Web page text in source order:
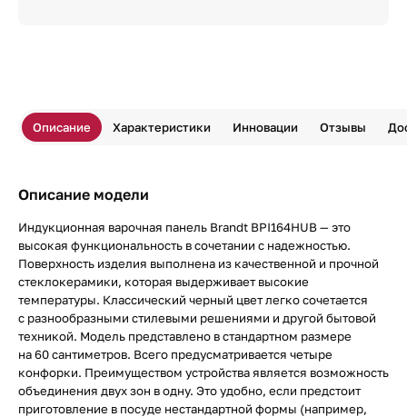
Описание Характеристики Инновации Отзывы
Описание модели
Индукционная варочная панель Brandt BPI164HUB — это
высокая функциональность в сочетании с надежностью.
Поверхность изделия выполнена из качественной и прочной
стеклокерамики, которая выдерживает высокие
температуры. Классический черный цвет легко сочетается
с разнообразными стилевыми решениями и другой бытовой
техникой. Модель представлено в стандартном размере
на 60 сантиметров. Всего предусматривается четыре
конфорки. Преимуществом устройства является возможность
объединения двух зон в одну. Это удобно, если предстоит
приготовление в посуде нестандартной формы (например,